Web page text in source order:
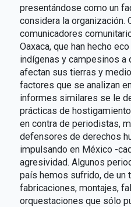
presentándose como un
considera la organización.
comunicadores
Oaxaca, que han hecho
indígenas y campesinos
afectan sus tierras y
factores que se analizan
informes similares se le
prácticas de
en contra de periodistas,
defensores de derechos
impulsando en México -
agresividad. Algunos
país hemos sufrido, de un
fabricaciones, montajes,
orquestaciones que sólo